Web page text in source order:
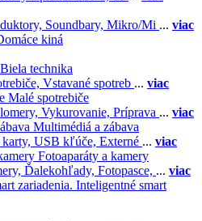
Soundbary, Mikro/Mi ... viac
kiná
Biela technika
Vstavané spotreb ... viac
Malé spotrebiče
Vykurovanie, Príprava ... viac
Multimédiá a zábava
USB kľúče, Externé ... viac
Fotoaparáty a kamery
Ďalekohľady, Fotopasce, ... viac
Inteligentné smart